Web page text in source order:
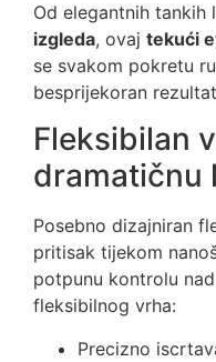
Od elegantnih tankih
izgleda, ovaj tekući
se svakom pokretu
besprijekoran
Fleksibilan
dramatičnu
Posebno dizajniran
pritisak tijekom
potpunu kontrolu
fleksibilnog vrha:
Precizno